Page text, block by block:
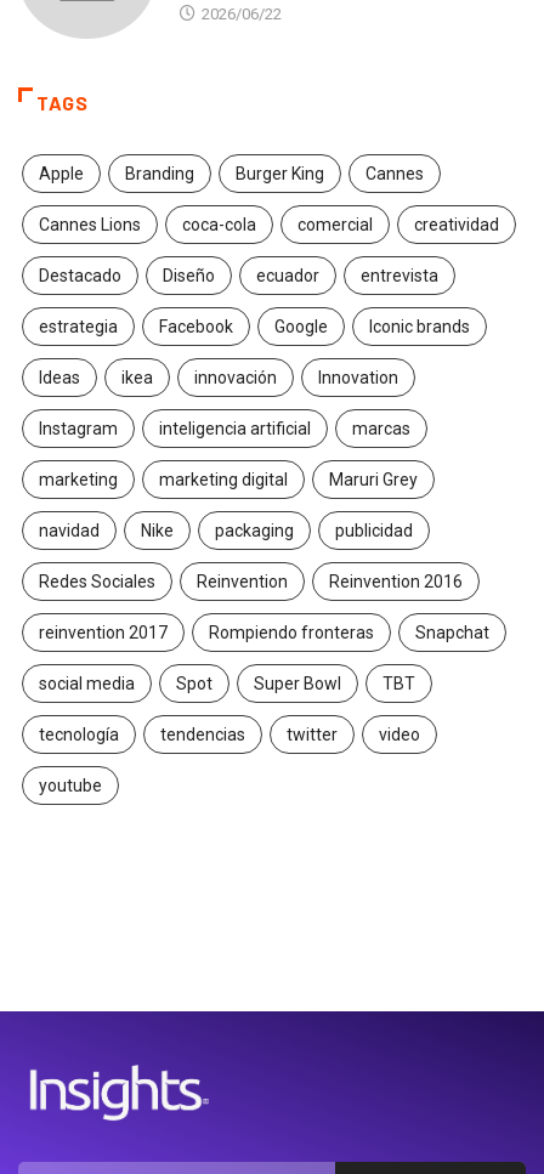
2026/06/22
TAGS
Apple Branding Burger King Cannes
Cannes Lions coca-cola comercial creatividad
Destacado Diseño ecuador entrevista
estrategia Facebook Google Iconic brands
Ideas ikea innovación Innovation
Instagram inteligencia artificial marcas
marketing marketing digital Maruri Grey
navidad Nike packaging publicidad
Redes Sociales Reinvention Reinvention 2016
reinvention 2017 Rompiendo fronteras Snapchat
social media Spot Super Bowl TBT
tecnología tendencias twitter video
youtube